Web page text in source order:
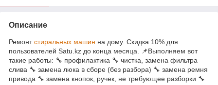
Описание
Ремонтстиральных машин на дому. Скидка 10% для
пользователей Satu.kz до конца месяца. 📌Выполняем вот
такие работы: 🔧 профилактика 🔧 чистка, замена фильтра
слива 🔧 замена люка в сборе (без разбора) 🔧 замена ремня
привода 🔧 замена кнопок, ручек, не требующее разборки 🔧